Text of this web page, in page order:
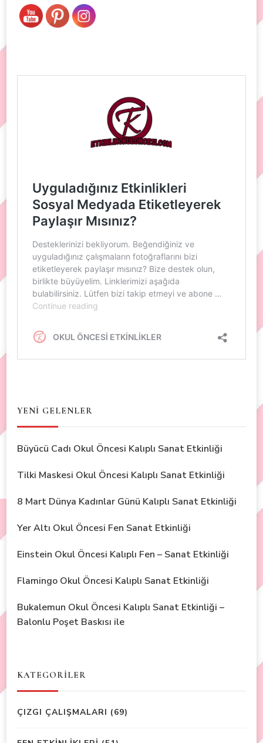
YENİ GELENLER
Büyücü Cadı Okul Öncesi Kalıplı Sanat Etkinliği
Tilki Maskesi Okul Öncesi Kalıplı Sanat Etkinliği
8 Mart Dünya Kadınlar Günü Kalıplı Sanat Etkinliği
Yer Altı Okul Öncesi Fen Sanat Etkinliği
Einstein Okul Öncesi Kalıplı Fen – Sanat Etkinliği
Flamingo Okul Öncesi Kalıplı Sanat Etkinliği
Bukalemun Okul Öncesi Kalıplı Sanat Etkinliği –
Balonlu Poşet Baskısı ile
KATEGORİLER
ÇIZGI ÇALIŞMALARI (69)